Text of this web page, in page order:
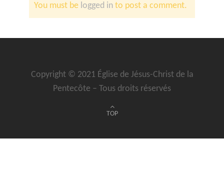
You must be logged in to post a comment.
TOP
Copyright © 2021 Église de Jésus-Christ de la
Pentecôte – Tous droits réservés